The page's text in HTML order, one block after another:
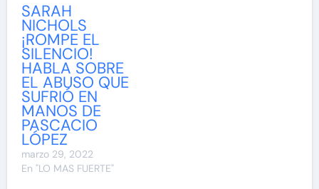
SARAH
NICHOLS
¡ROMPE EL
SILENCIO!
HABLA SOBRE
EL ABUSO QUE
SUFRIÓ EN
MANOS DE
PASCACIO
LÓPEZ
marzo 29, 2022
En "LO MAS FUERTE"